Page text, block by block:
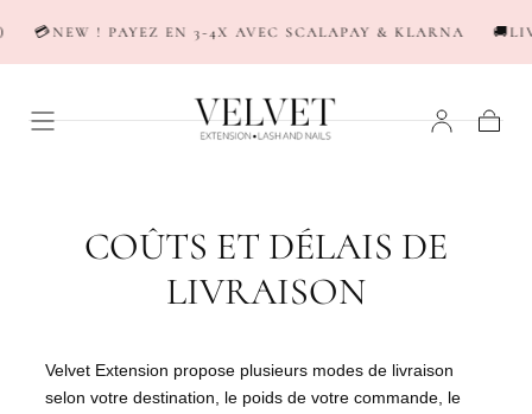
PASSER AU
! PAYEZ EN 3-4X AVEC SCALAPAY & KLARNA
COÛTS ET DÉLAIS DE
LIVRAISON
Velvet Extension propose plusieurs modes de livraison
selon votre destination, le poids de votre commande, le